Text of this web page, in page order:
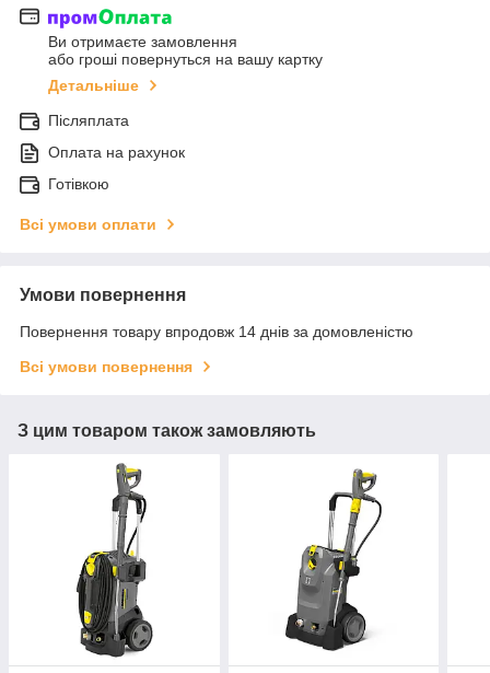
Ви отримаєте замовлення
або гроші повернуться на вашу картку
Детальніше
Післяплата
Оплата на рахунок
Готівкою
Всі умови оплати
Умови повернення
Повернення товару впродовж 14 днів за домовленістю
Всі умови повернення
З цим товаром також замовляють